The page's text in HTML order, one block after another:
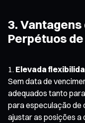
3.
Perpétuos
Elevada
Sem data de
adequados tanto
para especulação de
ajustar as posições a